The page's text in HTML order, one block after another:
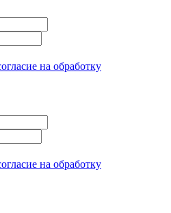
на обработку
на обработку